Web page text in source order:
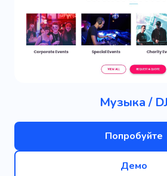
Музыка / DJ
Попробуйте
Демо